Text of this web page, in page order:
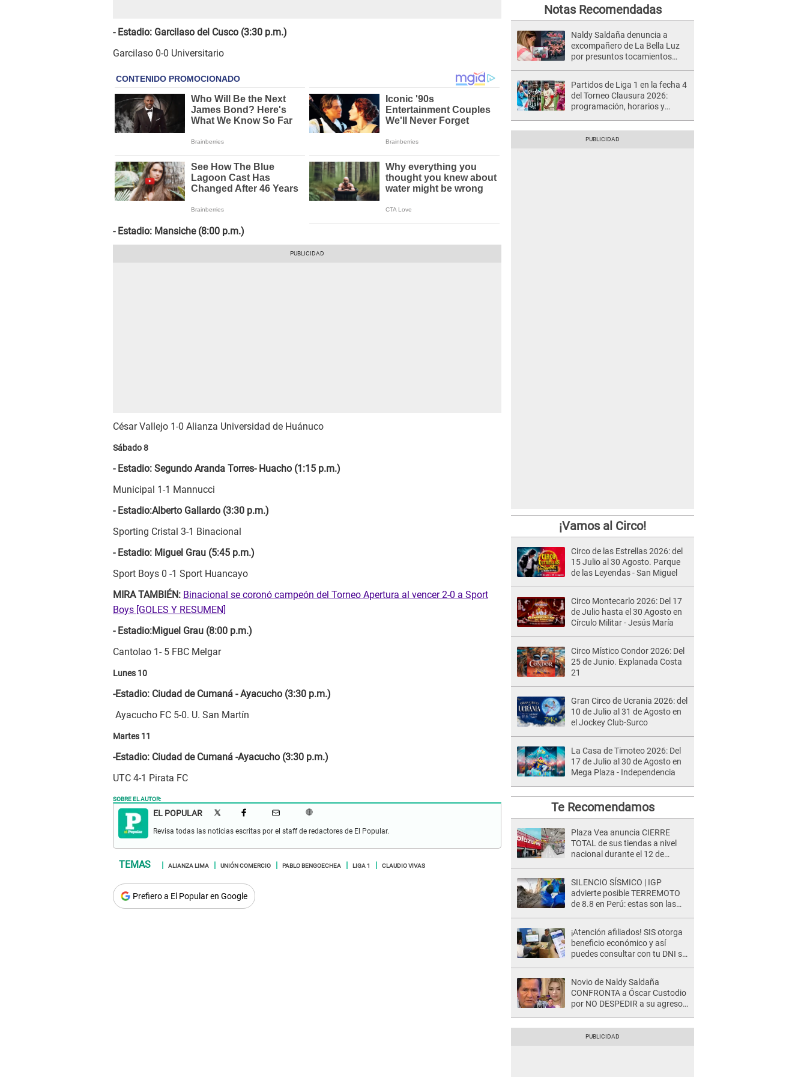
- Estadio: Garcilaso del Cusco (3:30 p.m.)
Garcilaso 0-0 Universitario
- Estadio: Mansiche (8:00 p.m.)
César Vallejo 1-0 Alianza Universidad de Huánuco
Sábado 8
- Estadio: Segundo Aranda Torres- Huacho (1:15 p.m.)
Municipal 1-1 Mannucci
- Estadio:Alberto Gallardo (3:30 p.m.)
Sporting Cristal 3-1 Binacional
- Estadio: Miguel Grau (5:45 p.m.)
Sport Boys 0 -1 Sport Huancayo
MIRA TAMBIÉN: Binacional se coronó campeón del Torneo Apertura al vencer 2-0 a Sport
Boys [GOLES Y RESUMEN]
- Estadio:Miguel Grau (8:00 p.m.)
Cantolao 1- 5 FBC Melgar
Lunes 10
-Estadio: Ciudad de Cumaná - Ayacucho (3:30 p.m.)
Ayacucho FC 5-0. U. San Martín
Martes 11
-Estadio: Ciudad de Cumaná -Ayacucho (3:30 p.m.)
UTC 4-1 Pirata FC
SOBRE EL AUTOR:
EL POPULAR
Revisa todas las noticias escritas por el staff de redactores de El Popular.
ALIANZA LIMA UNIÓN COMERCIO PABLO BENGOECHEA LIGA 1 CLAUDIO VIVAS
Prefiero a El Popular en Google
Notas Recomendadas
Naldy Saldaña denuncia a
excompañero de La Bella Luz
por presuntos tocamientos
Partidos de Liga 1 en la fecha 4
del Torneo Clausura 2026:
programación, horarios y
¡Vamos al Circo!
Circo de las Estrellas 2026: del
15 Julio al 30 Agosto. Parque
de las Leyendas - San Miguel
Circo Montecarlo 2026: Del 17
de Julio hasta el 30 Agosto en
Círculo Militar - Jesús María
Circo Místico Condor 2026: Del
25 de Junio. Explanada Costa
21
Gran Circo de Ucrania 2026: del
10 de Julio al 31 de Agosto en
el Jockey Club-Surco
La Casa de Timoteo 2026: Del
17 de Julio al 30 de Agosto en
Mega Plaza - Independencia
Te Recomendamos
Plaza Vea anuncia CIERRE
TOTAL de sus tiendas a nivel
nacional durante el 12 de
SILENCIO SÍSMICO | IGP
advierte posible TERREMOTO
de 8.8 en Perú: estas son las
¡Atención afiliados! SIS otorga
beneficio económico y así
puedes consultar con tu DNI si
Novio de Naldy Saldaña
CONFRONTA a Óscar Custodio
por NO DESPEDIR a su agresor